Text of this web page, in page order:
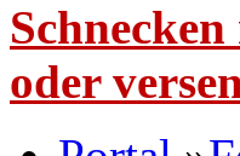
oder